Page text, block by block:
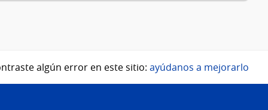
algún error en este sitio: ayúdanos a mejorarlo